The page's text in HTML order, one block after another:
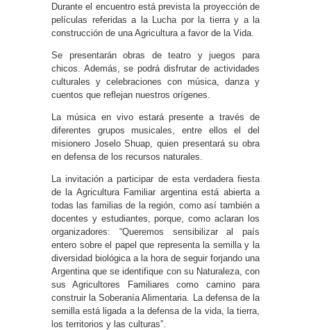
Durante el encuentro está prevista la proyección de
películas referidas a la Lucha por la tierra y a la
construcción de una Agricultura a favor de la Vida.
Se presentarán obras de teatro y juegos para
chicos. Además, se podrá disfrutar de actividades
culturales y celebraciones con música, danza y
cuentos que reflejan nuestros orígenes.
La música en vivo estará presente a través de
diferentes grupos musicales, entre ellos el del
misionero Joselo Shuap, quien presentará su obra
en defensa de los recursos naturales.
La invitación a participar de esta verdadera fiesta
de la Agricultura Familiar argentina está abierta a
todas las familias de la región, como así también a
docentes y estudiantes, porque, como aclaran los
organizadores: “Queremos sensibilizar al país
entero sobre el papel que representa la semilla y la
diversidad biológica a la hora de seguir forjando una
Argentina que se identifique con su Naturaleza, con
sus Agricultores Familiares como camino para
construir la Soberanía Alimentaria. La defensa de la
semilla está ligada a la defensa de la vida, la tierra,
los territorios y las culturas”.